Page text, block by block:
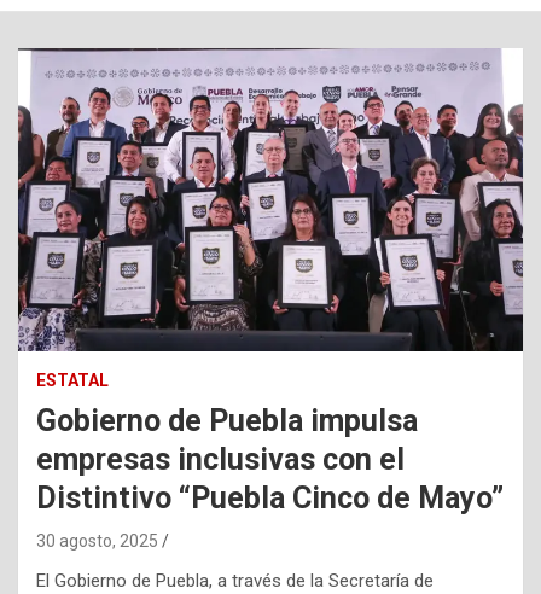
ESTATAL
Gobierno de Puebla impulsa
empresas inclusivas con el
Distintivo “Puebla Cinco de Mayo”
30 agosto, 2025
El Gobierno de Puebla, a través de la Secretaría de